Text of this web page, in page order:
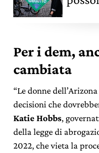
Per i dem,
cambiata
“Le donne
decisioni che
Katie Hobbs,
della legge di
2022, che vieta la